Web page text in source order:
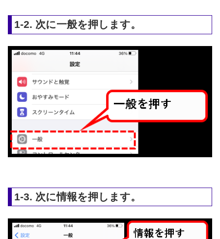
1-2. 次に一般を押します。
1-3. 次に情報を押します。